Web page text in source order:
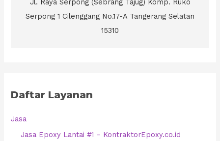
Jl. Raya Serpong (Sebrang Tajug) Komp. Ruko
Serpong 1 Cilenggang No.17-A Tangerang Selatan
15310
Daftar Layanan
Jasa
Jasa Epoxy Lantai #1 – KontraktorEpoxy.co.id